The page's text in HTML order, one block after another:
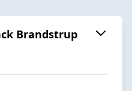
Brandstrup